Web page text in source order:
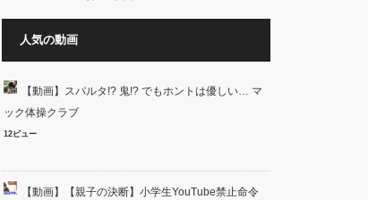
人気の動画
【動画】スパルタ!? 鬼!? でもホントは優しい… マ
ック体操クラブ
12ビュー
【動画】【親子の決断】小学生YouTube禁止命令